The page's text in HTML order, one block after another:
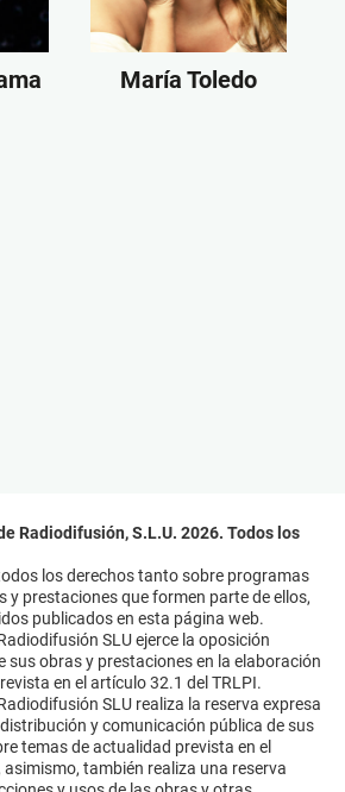
María Toledo
Radiodifusión, S.L.U. 2026. Todos los
los derechos tanto sobre programas
y prestaciones que formen parte de ellos,
publicados en esta página web.
SLU ejerce la oposición
sus obras y prestaciones en la elaboración
en el artículo 32.1 del TRLPI.
SLU realiza la reserva expresa
y comunicación pública de sus
temas de actualidad prevista en el
también realiza una reserva